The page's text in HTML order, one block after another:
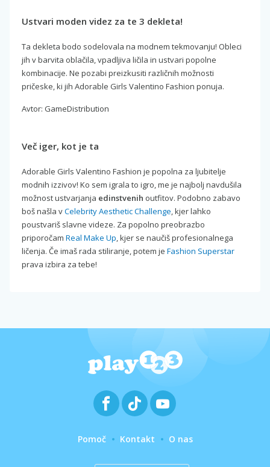
Ustvari moden videz za te 3 dekleta!
Ta dekleta bodo sodelovala na modnem tekmovanju! Obleci
jih v barvita oblačila, vpadljiva ličila in ustvari popolne
kombinacije. Ne pozabi preizkusiti različnih možnosti
pričeske, ki jih Adorable Girls Valentino Fashion ponuja.
Avtor: GameDistribution
Več iger, kot je ta
Adorable Girls Valentino Fashion je popolna za ljubitelje
modnih izzivov! Ko sem igrala to igro, me je najbolj navdušila
možnost ustvarjanja edinstvenih outfitov. Podobno zabavo
boš našla vCelebrity Aesthetic Challenge, kjer lahko
poustvariš slavne videze. Za popolno preobrazbo
priporočam Real Make Up, kjer se naučiš profesionalnega
ličenja. Če imaš rada stiliranje, potem je Fashion Superstar
prava izbira za tebe!
Pomoč Kontakt O nas